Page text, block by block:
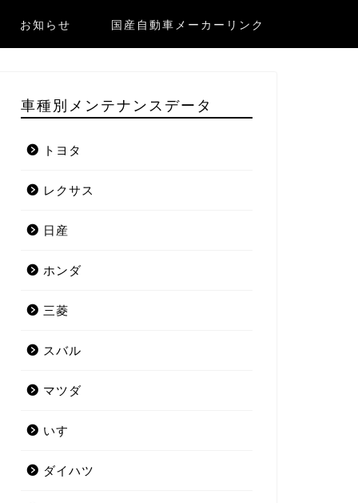
お知らせ 国産自動車メーカーリンク
車種別メンテナンスデータ
トヨタ
レクサス
日産
ホンダ
三菱
スバル
マツダ
いすゞ
ダイハツ